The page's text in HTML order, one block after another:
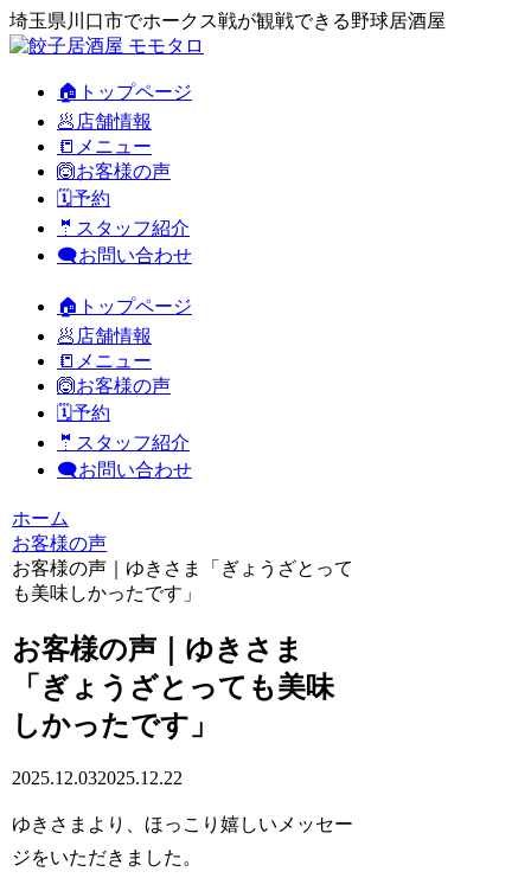
埼玉県川口市でホークス戦が観戦できる野球居酒屋
🏠トップページ
🥟店舗情報
📒メニュー
🙆お客様の声
🗓️予約
🤵スタッフ紹介
🗨️お問い合わせ
🏠トップページ
🥟店舗情報
📒メニュー
🙆お客様の声
🗓️予約
🤵スタッフ紹介
🗨️お問い合わせ
ホーム
お客様の声
お客様の声｜ゆきさま「ぎょうざとって
も美味しかったです」
お客様の声｜ゆきさま
「ぎょうざとっても美味
しかったです」
2025.12.032025.12.22
ゆきさまより、ほっこり嬉しいメッセー
ジをいただきました。